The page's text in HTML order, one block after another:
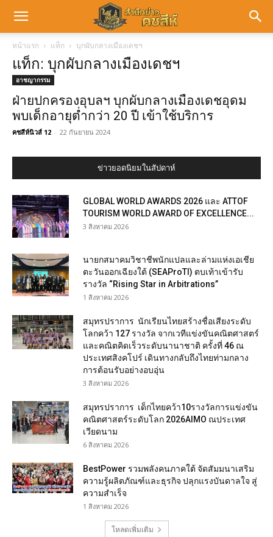
หน้าแรก แท็ก บุกผับกลางเมืองเดชฯ
แท็ก: บุกผับกลางเมืองเดชฯ
อาชญากรรม
ฝ่ายปกครองอุบลฯ บุกผับกลางเมืองเดชอุดม
พบเด็กอายุต่ำกว่า 20 ปี เข้าใช้บริการ
คชสีห์นิวส์ 12 - 22 กันยายน 2024
ข่าวยอดนิยมในสัปดาห์
GLOBAL WORLD AWARDS 2026 และ ATTOF
TOURISM WORLD AWARD OF EXCELLENCE...
3 สิงหาคม 2026
นายกสมาคมวิชาชีพนักแปลและล่ามแห่งเอเชีย
ตะวันออกเฉียงใต้ (SEAProTI) ตบเท้าเข้ารับ
รางวัล “Rising Star in Arbitrations”
1 สิงหาคม 2026
สมุทรปราการ นักเรียนไทยสร้างชื่อเสียงระดับ
โลกคว้า 127 รางวัล จากเวทีแข่งขันคณิตศาสตร์
และคณิตคิดเร็วระดับนานาชาติ ครั้งที่ 46 ณ
ประเทศสิงคโปร์ เดินทางกลับถึงไทยท่ามกลาง
การต้อนรับอย่างอบอุ่น
3 สิงหาคม 2026
สมุทรปราการ เด็กไทยคว้า10รางวัลการแข่งขัน
คณิตศาสตร์ระดับโลก 2026AIMO ณประเทศ
เวียดนาม
6 สิงหาคม 2026
BestPower รวมพลังคนภาคใต้ จัดสัมมนาเสริม
ความรู้ผลิตภัณฑ์และธุรกิจ ปลุกแรงบันดาลใจ สู่
ความสำเร็จ
1 สิงหาคม 2026
โหลดเพิ่มเติม